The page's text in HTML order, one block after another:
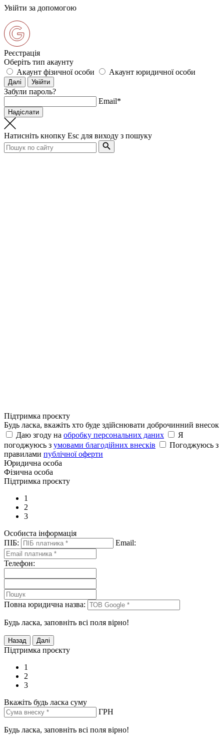
Увійти за допомогою
Реєстрація
Оберіть тип акаунту
Акаунт фізичної особи
Акаунт юридичної особи
Забули пароль?
Email*
Натисніть кнопку Esc для виходу з пошуку
Підтримка проєкту
Будь ласка, вкажіть хто буде здійснювати доброчинний внесок
Даю згоду на обробку персональних даних
Я
погоджуюсь з умовами благодійних внесків
Погоджуюсь з
правилами публічної оферти
Юридична особа
Фізична особа
Підтримка проєкту
1
2
3
Особиста інформація
ПІБ:
Email:
Телефон:
Повна юридична назва:
Будь ласка, заповніть всі поля вірно!
Підтримка проєкту
1
2
3
Вкажіть будь ласка суму
ГРН
Будь ласка, заповніть всі поля вірно!